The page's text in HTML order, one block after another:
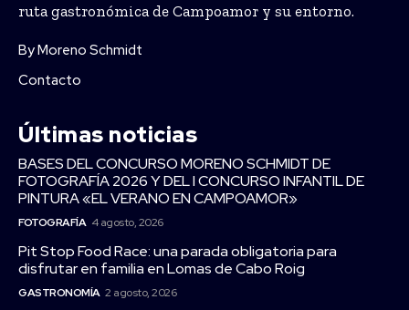
ruta gastronómica de Campoamor y su entorno.
By Moreno Schmidt
Contacto
Últimas noticias
BASES DEL CONCURSO MORENO SCHMIDT DE
FOTOGRAFÍA 2026 Y DEL I CONCURSO INFANTIL DE
PINTURA «EL VERANO EN CAMPOAMOR»
FOTOGRAFÍA 4 agosto, 2026
Pit Stop Food Race: una parada obligatoria para
disfrutar en familia en Lomas de Cabo Roig
GASTRONOMÍA 2 agosto, 2026